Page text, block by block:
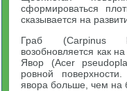
сформироваться
сказывается на
Граб (Carpinus
возобновляется как
Явор (Acer
ровной
явора больше, чем на